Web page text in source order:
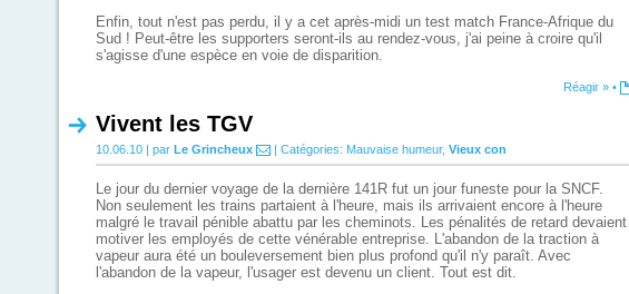
Enfin, tout n'est pas perdu, il y a cet après-midi un test match France-Afrique du
Sud ! Peut-être les supporters seront-ils au rendez-vous, j'ai peine à croire qu'il
s'agisse d'une espèce en voie de disparition.
Réagir » •
Vivent les TGV
10.06.10 | par Le Grincheux | Catégories: Mauvaise humeur, Vieux con
Le jour du dernier voyage de la dernière 141R fut un jour funeste pour la SNCF.
Non seulement les trains partaient à l'heure, mais ils arrivaient encore à l'heure
malgré le travail pénible abattu par les cheminots. Les pénalités de retard devaient
motiver les employés de cette vénérable entreprise. L'abandon de la traction à
vapeur aura été un bouleversement bien plus profond qu'il n'y paraît. Avec
l'abandon de la vapeur, l'usager est devenu un client. Tout est dit.